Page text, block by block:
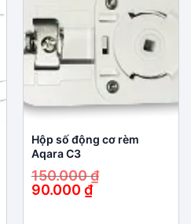
wishlist
Hộp số động cơ rèm
Aqara C3
150.000₫
90.000 ₫